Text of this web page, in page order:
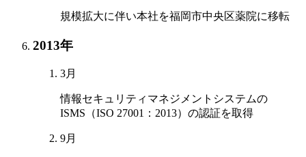
規模拡大に伴い本社を福岡市中央区薬院に移転
2013年
3月
情報セキュリティマネジメントシステムの
ISMS（ISO 27001：2013）の認証を取得
9月